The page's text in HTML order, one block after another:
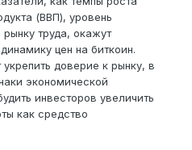
(ВВП), уровень
труда, окажут
цен на биткоин.
доверие к рынку, в
экономической
инвесторов увеличить
как средство